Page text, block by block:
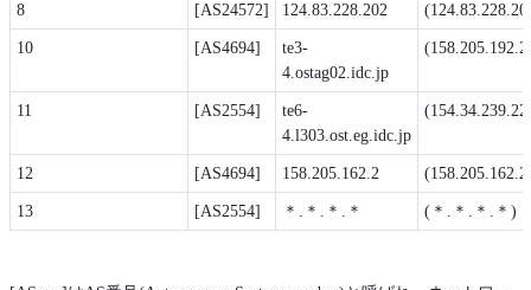
8 [AS24572] 124.83.228.202
10 [AS4694]
te3-
4.ostag02.idc.jp
11 [AS2554]
te6-
4.l303.ost.eg.idc.jp
12 [AS4694] 158.205.162.2
13 [AS2554] ＊.＊.＊.＊ (＊.＊.＊.＊)